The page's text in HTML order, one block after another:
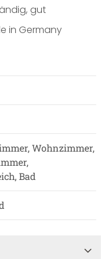
gut
in Germany
Wohnzimmer,
Bad